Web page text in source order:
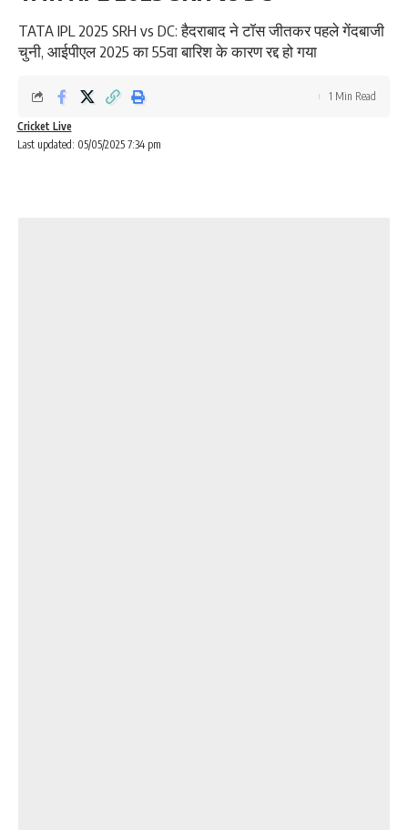
TATA IPL 2025 SRH vs DC: हैदराबाद ने टॉस जीतकर पहले गेंदबाजी
चुनी, आईपीएल 2025 का 55वा बारिश के कारण रद्द हो गया
Last updated: 05/05/2025 7:34 pm
Cricket Live
1 Min Read